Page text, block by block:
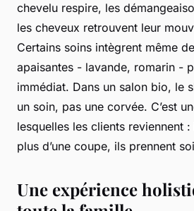
chevelu respire, les
les cheveux retrouvent leur
Certains soins intègrent même
apaisantes - lavande, romarin -
immédiat. Dans un salon bio, le
un soin, pas une corvée. C’est
lesquelles les clients reviennent
plus d’une coupe, ils prennent
Une expérience